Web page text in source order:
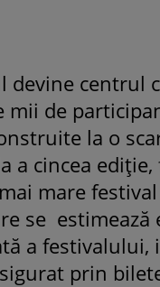
devine centrul
mii de
la o
a cincea
mare
se estimează
a festivalului,
prin